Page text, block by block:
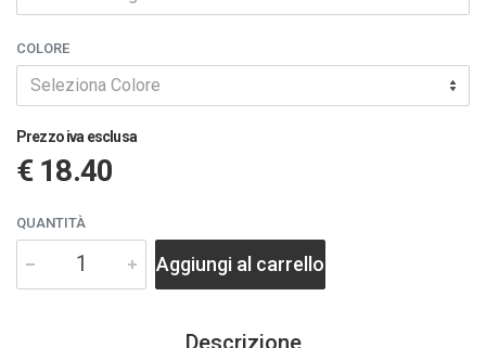
COLORE
Seleziona Colore
Prezzo iva esclusa
€ 18.40
QUANTITÀ
Aggiungi al carrello
Descrizione